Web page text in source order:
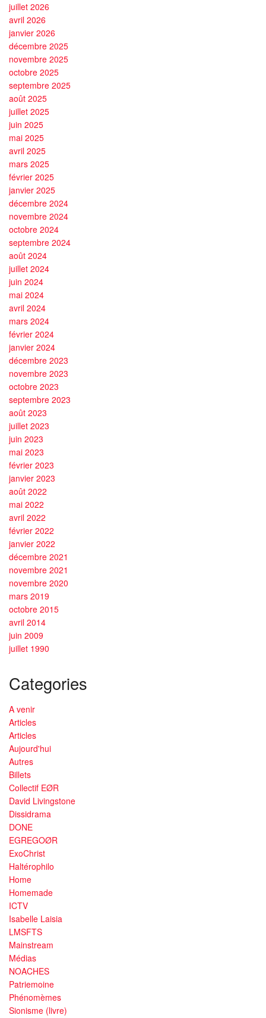
juillet 2026
avril 2026
janvier 2026
décembre 2025
novembre 2025
octobre 2025
septembre 2025
août 2025
juillet 2025
juin 2025
mai 2025
avril 2025
mars 2025
février 2025
janvier 2025
décembre 2024
novembre 2024
octobre 2024
septembre 2024
août 2024
juillet 2024
juin 2024
mai 2024
avril 2024
mars 2024
février 2024
janvier 2024
décembre 2023
novembre 2023
octobre 2023
septembre 2023
août 2023
juillet 2023
juin 2023
mai 2023
février 2023
janvier 2023
août 2022
mai 2022
avril 2022
février 2022
janvier 2022
décembre 2021
novembre 2021
novembre 2020
mars 2019
octobre 2015
avril 2014
juin 2009
juillet 1990
Categories
A venir
Articles
Articles
Aujourd'hui
Autres
Billets
Collectif EØR
David Livingstone
Dissidrama
DONE
EGREGOØR
ExoChrist
Haltérophilo
Home
Homemade
ICTV
Isabelle Laisia
LMSFTS
Mainstream
Médias
NOACHES
Patriemoine
Phénomèmes
Sionisme (livre)